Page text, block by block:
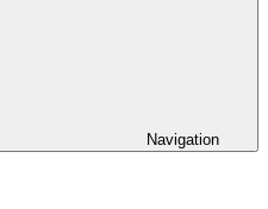
Navigation